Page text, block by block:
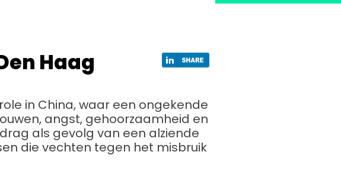
Haag
in China, waar een ongekende
angst, gehoorzaamheid en
als gevolg van een alziende
die vechten tegen het misbruik